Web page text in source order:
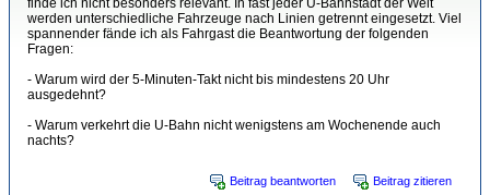
finde ich nicht besonders relevant. In fast jeder U-Bahnstadt der Welt
werden unterschiedliche Fahrzeuge nach Linien getrennt eingesetzt. Viel
spannender fände ich als Fahrgast die Beantwortung der folgenden
Fragen:
- Warum wird der 5-Minuten-Takt nicht bis mindestens 20 Uhr
ausgedehnt?
- Warum verkehrt die U-Bahn nicht wenigstens am Wochenende auch
nachts?
Beitrag beantworten Beitrag zitieren